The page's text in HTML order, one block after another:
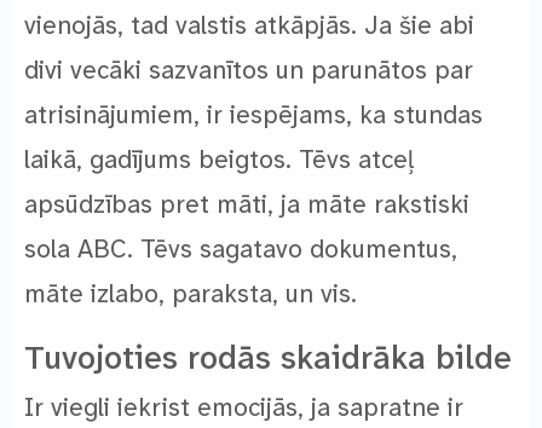
vienojās, tad valstis atkāpjās. Ja šie abi
divi vecāki sazvanītos un parunātos par
atrisinājumiem, ir iespējams, ka stundas
laikā, gadījums beigtos. Tēvs atceļ
apsūdzības pret māti, ja māte rakstiski
sola ABC. Tēvs sagatavo dokumentus,
māte izlabo, paraksta, un vis.
Tuvojoties rodās skaidrāka bilde
Ir viegli iekrist emocijās, ja sapratne ir